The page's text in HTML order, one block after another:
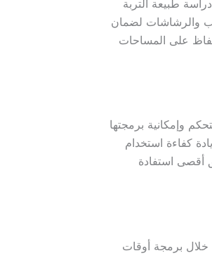
طبيعة التربة
والرشاشات لضمان
على المساحات
وإمكانية برمجتها
كفاءة استخدام
أقصى استفادة
خلال برمجة أوقات